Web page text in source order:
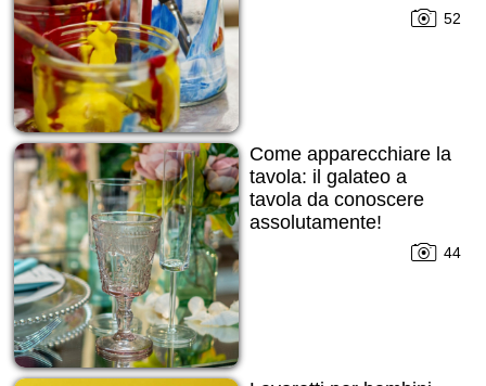
52
Come apparecchiare la
tavola: il galateo a
tavola da conoscere
assolutamente!
44